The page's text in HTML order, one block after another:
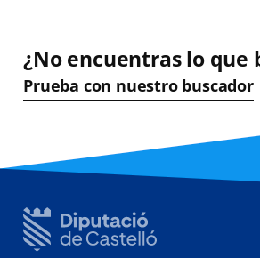
¿No encuentras lo que
Prueba con nuestro buscador